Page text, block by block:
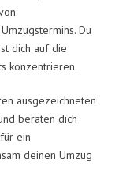
Du
dich auf die
konzentrieren.
ausgezeichneten
beraten dich
ein
deinen Umzug